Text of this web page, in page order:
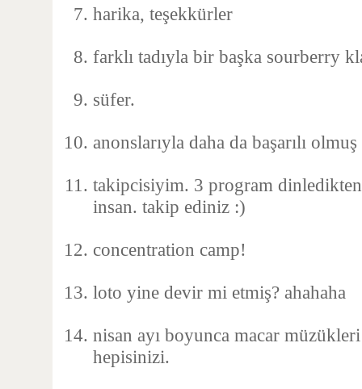
harika, teşekkürler
farklı tadıyla bir başka sourberry
süfer.
anonslarıyla daha da başarılı
takipcisiyim. 3 program
insan. takip ediniz :)
concentration camp!
loto yine devir mi etmiş? ahahaha
nisan ayı boyunca macar
hepisinizi.